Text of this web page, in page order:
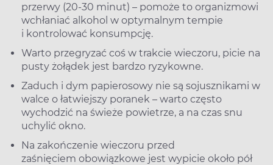
przerwy (20-30 minut) – pomoże to organizmowi
wchłaniać alkohol w optymalnym tempie
i kontrolować konsumpcję.
Warto przegryzać coś w trakcie wieczoru, picie na
pusty żołądek jest bardzo ryzykowne.
Zaduch i dym papierosowy nie są sojusznikami w
walce o łatwiejszy poranek – warto często
wychodzić na świeże powietrze, a na czas snu
uchylić okno.
Na zakończenie wieczoru przed
zaśnięciem obowiązkowe jest wypicie około pół